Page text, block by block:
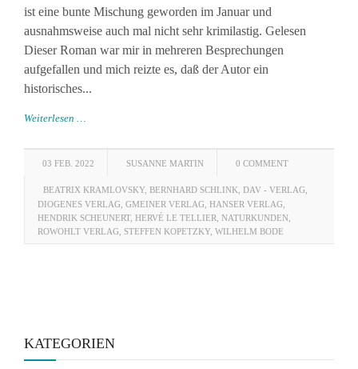
ist eine bunte Mischung geworden im Januar und
ausnahmsweise auch mal nicht sehr krimilastig. Gelesen
Dieser Roman war mir in mehreren Besprechungen
aufgefallen und mich reizte es, daß der Autor ein
historisches...
Weiterlesen …
03 FEB. 2022 SUSANNE MARTIN 0 COMMENT
BEATRIX KRAMLOVSKY, BERNHARD SCHLINK DAV - VERLAG
DIOGENES VERLAG GMEINER VERLAG HANSER VERLAG
HENDRIK SCHEUNERT, HERVÉ LE TELLIER NATURKUNDEN
ROWOHLT VERLAG STEFFEN KOPETZKY, WILHELM BODE
KATEGORIEN